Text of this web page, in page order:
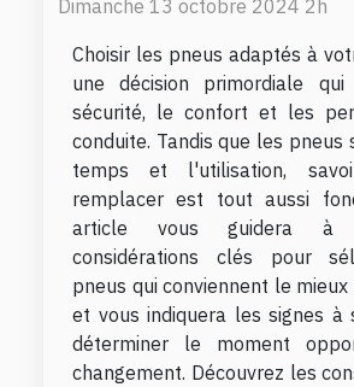
Dimanche 13 octobre 2024 2h
Choisir les pneus adaptés à
une décision primordiale
sécurité, le confort et les
conduite. Tandis que les pneus
temps et l'utilisation,
remplacer est tout aussi
article vous guidera à
considérations clés pour
pneus qui conviennent le
et vous indiquera les signes à
déterminer le moment
changement. Découvrez les